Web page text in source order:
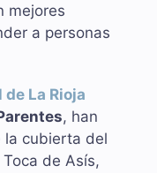
mejores
a personas
La Rioja
, han
la cubierta del
de Asís,